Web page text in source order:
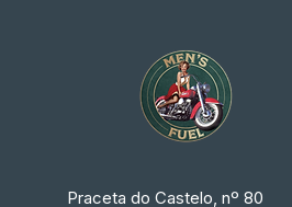
Praceta do Castelo, nº 80